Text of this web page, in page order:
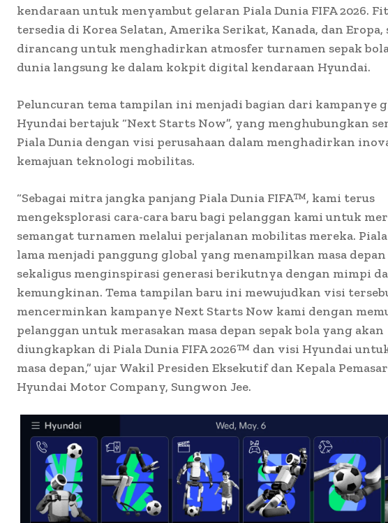
kendaraan untuk menyambut gelaran Piala Dunia FIFA 2026.
tersedia di Korea Selatan, Amerika Serikat, Kanada, dan Eropa,
dirancang untuk menghadirkan atmosfer turnamen sepak
dunia langsung ke dalam kokpit digital kendaraan Hyundai.
Peluncuran tema tampilan ini menjadi bagian dari kampanye
Hyundai bertajuk “Next Starts Now”, yang menghubungkan
Piala Dunia dengan visi perusahaan dalam menghadirkan
kemajuan teknologi mobilitas.
“Sebagai mitra jangka panjang Piala Dunia FIFA™, kami terus
mengeksplorasi cara-cara baru bagi pelanggan kami untuk
semangat turnamen melalui perjalanan mobilitas mereka.
lama menjadi panggung global yang menampilkan masa depan
sekaligus menginspirasi generasi berikutnya dengan mimpi
kemungkinan. Tema tampilan baru ini mewujudkan visi
mencerminkan kampanye Next Starts Now kami dengan
pelanggan untuk merasakan masa depan sepak bola yang akan
diungkapkan di Piala Dunia FIFA 2026™ dan visi Hyundai
masa depan,” ujar Wakil Presiden Eksekutif dan Kepala
Hyundai Motor Company, Sungwon Jee.